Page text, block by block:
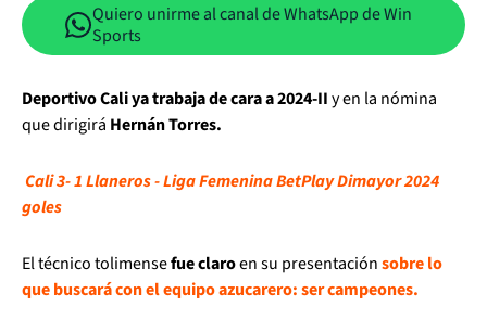
Quiero unirme al canal de WhatsApp de Win
Sports
Deportivo Cali ya trabaja de cara a 2024-IIy en la nómina
que dirigirá Hernán Torres.
Cali 3- 1 Llaneros - Liga Femenina BetPlay Dimayor 2024
goles
El técnico tolimensefue claroen su presentaciónsobre lo
que buscará con el equipo azucarero: ser campeones.